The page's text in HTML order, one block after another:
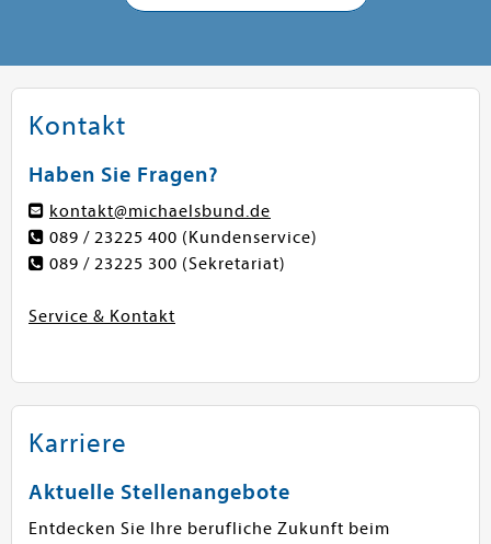
Kontakt
Haben Sie Fragen?
kontakt@michaelsbund.de
089 / 23225 400 (Kundenservice)
089 / 23225 300 (Sekretariat)
Service & Kontakt
Karriere
Aktuelle Stellenangebote
Entdecken Sie Ihre berufliche Zukunft beim